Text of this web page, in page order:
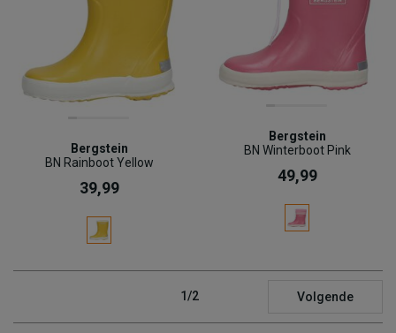
Bergstein
BN Rainboot Yellow
39,99
Bergstein
BN Winterboot Pink
49,99
1/2 Volgende